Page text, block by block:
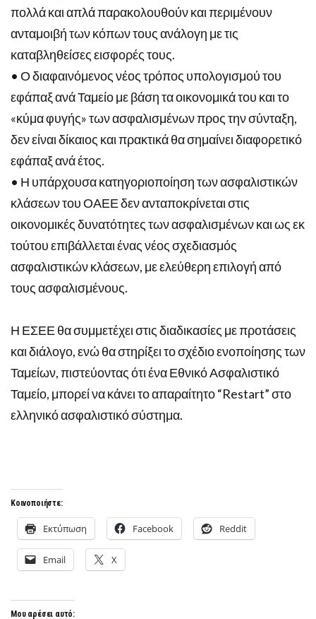
πολλά και απλά παρακολουθούν και περιμένουν
ανταμοιβή των κόπων τους ανάλογη με τις
καταβληθείσες εισφορές τους.
• Ο διαφαινόμενος νέος τρόπος υπολογισμού του
εφάπαξ ανά Ταμείο με βάση τα οικονομικά του και το
«κύμα φυγής» των ασφαλισμένων προς την σύνταξη,
δεν είναι δίκαιος και πρακτικά θα σημαίνει διαφορετικό
εφάπαξ ανά έτος.
• Η υπάρχουσα κατηγοριοποίηση των ασφαλιστικών
κλάσεων του ΟΑΕΕ δεν ανταποκρίνεται στις
οικονομικές δυνατότητες των ασφαλισμένων και ως εκ
τούτου επιβάλλεται ένας νέος σχεδιασμός
ασφαλιστικών κλάσεων, με ελεύθερη επιλογή από
τους ασφαλισμένους.
Η ΕΣΕΕ θα συμμετέχει στις διαδικασίες με προτάσεις
και διάλογο, ενώ θα στηρίξει το σχέδιο ενοποίησης των
Ταμείων, πιστεύοντας ότι ένα Εθνικό Ασφαλιστικό
Ταμείο, μπορεί να κάνει το απαραίτητο “Restart” στο
ελληνικό ασφαλιστικό σύστημα.
Κοινοποιήστε:
Εκτύπωση Facebook Reddit
Email X
Μου αρέσει αυτό: